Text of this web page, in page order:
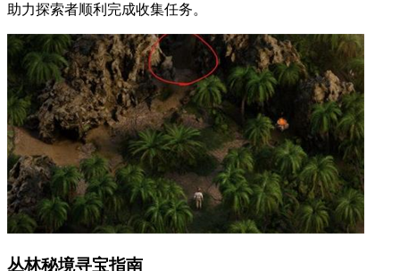
助力探索者顺利完成收集任务。
丛林秘境寻宝指南